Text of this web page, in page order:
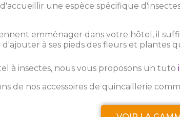
une espèce spécifique
emménager dans votre hôtel, il
à ses pieds des fleurs et plantes
à insectes, nous vous proposons un tuto
de nos accessoires de quincaillerie